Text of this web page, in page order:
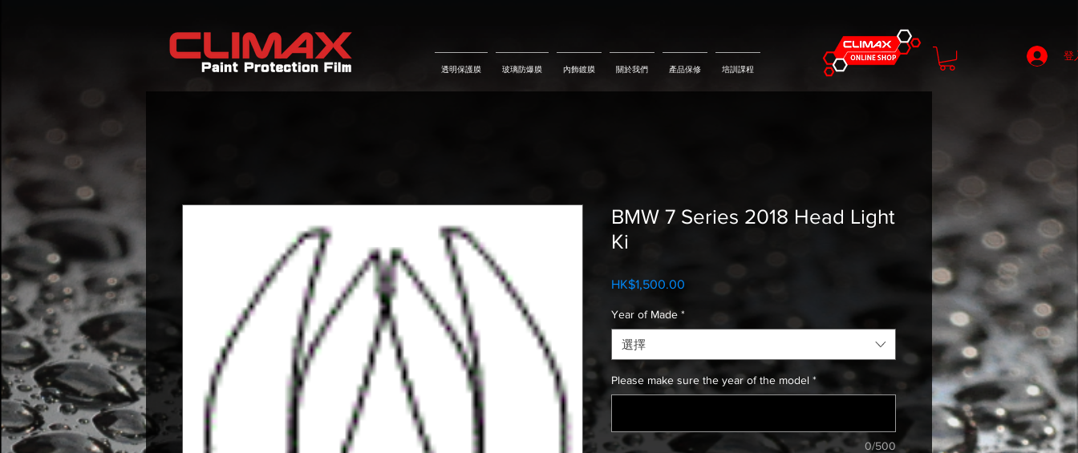
透明保護膜 玻璃防爆膜 內飾鍍膜 關於我們 產品保修 培訓課程
登
BMW 7 Series 2018 Head Light
Ki
HK$1,500.00
Year of Made *
選擇
Please make sure the year of the model *
0/500